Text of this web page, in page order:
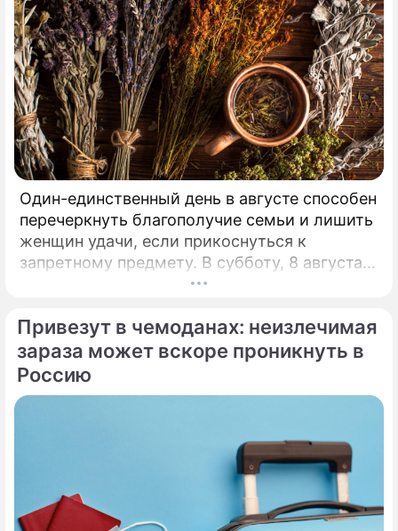
Один-единственный день в августе способен
перечеркнуть благополучие семьи и лишить
женщин удачи, если прикоснуться к
запретному предмету. В субботу, 8 августа,
православная церковь молитвенно чтит
Ермолая, Ермиппа и Ермократа, иереев
Никомидийских.
Привезут в чемоданах: неизлечимая
зараза может вскоре проникнуть в
Россию